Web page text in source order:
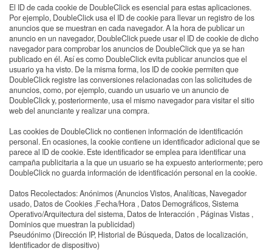
El ID de cada cookie de DoubleClick es esencial para estas aplicaciones.
Por ejemplo, DoubleClick usa el ID de cookie para llevar un registro de los
anuncios que se muestran en cada navegador. A la hora de publicar un
anuncio en un navegador, DoubleClick puede usar el ID de cookie de dicho
navegador para comprobar los anuncios de DoubleClick que ya se han
publicado en él. Así es como DoubleClick evita publicar anuncios que el
usuario ya ha visto. De la misma forma, los ID de cookie permiten que
DoubleClick registre las conversiones relacionadas con las solicitudes de
anuncios, como, por ejemplo, cuando un usuario ve un anuncio de
DoubleClick y, posteriormente, usa el mismo navegador para visitar el sitio
web del anunciante y realizar una compra.
Las cookies de DoubleClick no contienen información de identificación
personal. En ocasiones, la cookie contiene un identificador adicional que se
parece al ID de cookie. Este identificador se emplea para identificar una
campaña publicitaria a la que un usuario se ha expuesto anteriormente; pero
DoubleClick no guarda información de identificación personal en la cookie.
Datos Recolectados: Anónimos (Anuncios Vistos, Analíticas, Navegador
usado, Datos de Cookies ,Fecha/Hora , Datos Demográficos, Sistema
Operativo/Arquitectura del sistema, Datos de Interacción , Páginas Vistas ,
Dominios que muestran la publicidad)
Pseudónimo (Dirección IP, Historial de Búsqueda, Datos de localización,
Identificador de dispositivo)